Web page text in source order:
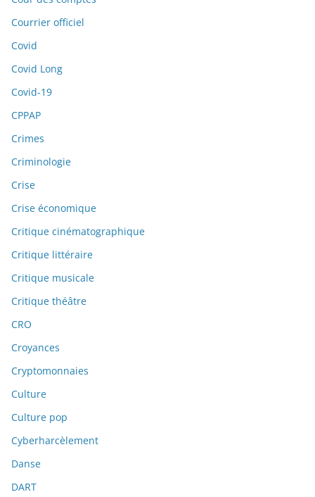
Courrier officiel
Covid
Covid Long
Covid-19
CPPAP
Crimes
Criminologie
Crise
Crise économique
Critique cinématographique
Critique littéraire
Critique musicale
Critique théâtre
CRO
Croyances
Cryptomonnaies
Culture
Culture pop
Cyberharcèlement
Danse
DART